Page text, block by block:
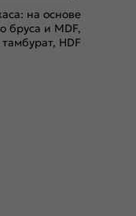
на основе
бруса и MDF,
тамбурат, HDF